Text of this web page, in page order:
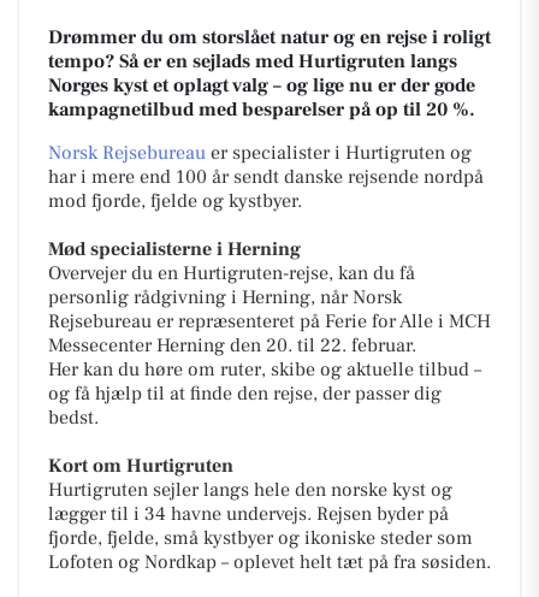
Drømmer du om storslået natur og en rejse i roligt
tempo? Så er en sejlads med Hurtigruten langs
Norges kyst et oplagt valg – og lige nu er der gode
kampagnetilbud med besparelser på op til 20 %.
Norsk Rejsebureau er specialister i Hurtigruten og
har i mere end 100 år sendt danske rejsende nordpå
mod fjorde, fjelde og kystbyer.
Mød specialisterne i Herning
Overvejer du en Hurtigruten-rejse, kan du få
personlig rådgivning i Herning, når Norsk
Rejsebureau er repræsenteret på Ferie for Alle i MCH
Messecenter Herning den 20. til 22. februar.
Her kan du høre om ruter, skibe og aktuelle tilbud –
og få hjælp til at finde den rejse, der passer dig
bedst.
Kort om Hurtigruten
Hurtigruten sejler langs hele den norske kyst og
lægger til i 34 havne undervejs. Rejsen byder på
fjorde, fjelde, små kystbyer og ikoniske steder som
Lofoten og Nordkap – oplevet helt tæt på fra søsiden.